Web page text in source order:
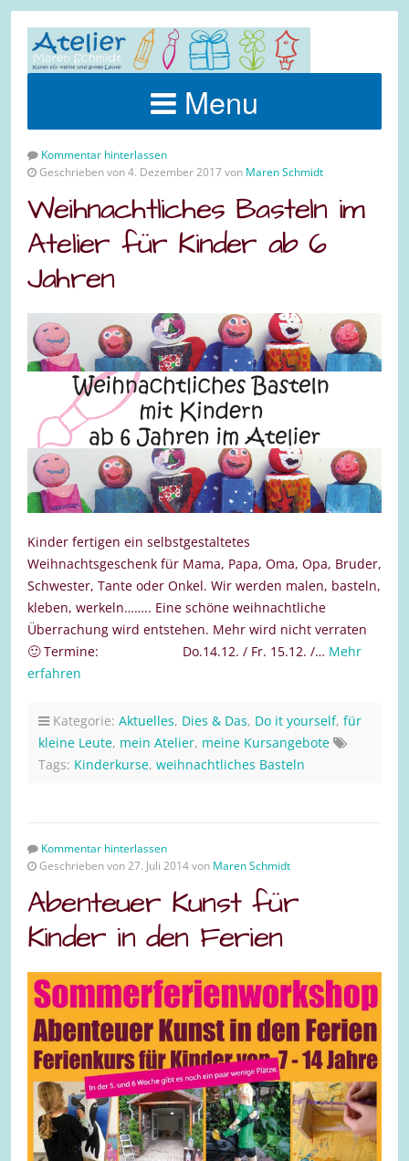
Menu
Kommentar hinterlassen
Geschrieben von 4. Dezember 2017 von Maren Schmidt
Weihnachtliches Basteln im
Atelier für Kinder ab 6
Jahren
Kinder fertigen ein selbstgestaltetes
Weihnachtsgeschenk für Mama, Papa, Oma, Opa, Bruder,
Schwester, Tante oder Onkel. Wir werden malen, basteln,
kleben, werkeln…….. Eine schöne weihnachtliche
Überrachung wird entstehen. Mehr wird nicht verraten
🙂 Termine: Do.14.12. / Fr. 15.12. /… Mehr
erfahren
Kategorie: Aktuelles, Dies & Das, Do it yourself, für
kleine Leute, mein Atelier, meine Kursangebote
Tags: Kinderkurse, weihnachtliches Basteln
Kommentar hinterlassen
Geschrieben von 27. Juli 2014 von Maren Schmidt
Abenteuer Kunst für
Kinder in den Ferien